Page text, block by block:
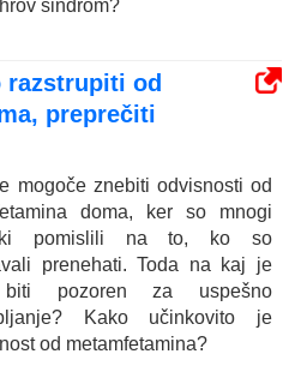
sindrom?
razstrupiti od
preprečiti
mogoče znebiti odvisnosti od
doma, ker so mnogi
pomislili na to, ko so
prenehati. Toda na kaj je
pozoren za uspešno
Kako učinkovito je
od metamfetamina?